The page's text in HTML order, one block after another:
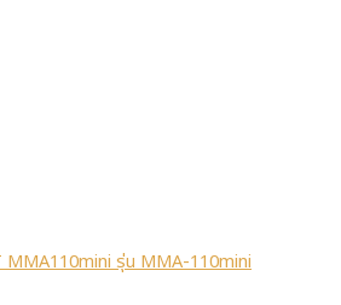
MMA110mini รุ่น MMA-110mini